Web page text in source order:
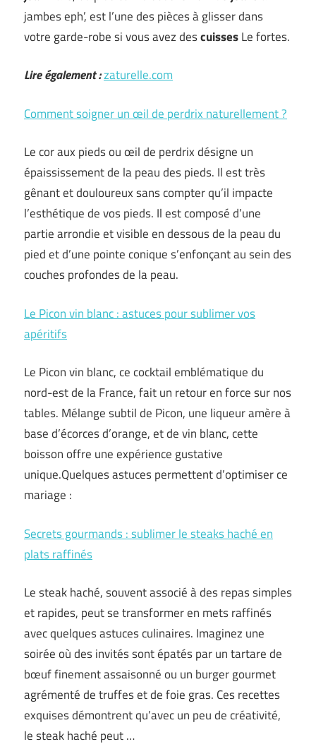
jambes eph’, est l’une des pièces à glisser dans
votre garde-robe si vous avez descuissesLe fortes.
Lire également :zaturelle.com
Comment soigner un œil de perdrix naturellement ?
Le cor aux pieds ou œil de perdrix désigne un
épaississement de la peau des pieds. Il est très
gênant et douloureux sans compter qu’il impacte
l’esthétique de vos pieds. Il est composé d’une
partie arrondie et visible en dessous de la peau du
pied et d’une pointe conique s’enfonçant au sein des
couches profondes de la peau.
Le Picon vin blanc : astuces pour sublimer vos
apéritifs
Le Picon vin blanc, ce cocktail emblématique du
nord-est de la France, fait un retour en force sur nos
tables. Mélange subtil de Picon, une liqueur amère à
base d’écorces d’orange, et de vin blanc, cette
boisson offre une expérience gustative
unique.Quelques astuces permettent d’optimiser ce
mariage :
Secrets gourmands : sublimer le steaks haché en
plats raffinés
Le steak haché, souvent associé à des repas simples
et rapides, peut se transformer en mets raffinés
avec quelques astuces culinaires. Imaginez une
soirée où des invités sont épatés par un tartare de
bœuf finement assaisonné ou un burger gourmet
agrémenté de truffes et de foie gras. Ces recettes
exquises démontrent qu’avec un peu de créativité,
le steak haché peut …